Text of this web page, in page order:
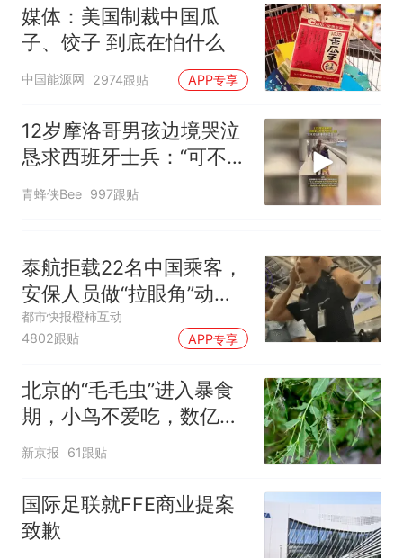
媒体：美国制裁中国瓜
子、饺子 到底在怕什么
中国能源网 2974跟贴 APP专享
12岁摩洛哥男孩边境哭泣
恳求西班牙士兵：“可不可
以不要把我遣返回国”
青蜂侠Bee 997跟贴
泰航拒载22名中国乘客，
安保人员做“拉眼角”动
作，泰国机场最新回应：
拒绝登机决定由航司作
改签但没兑现
都市快报橙柿互动
4802跟贴
APP专享
北京的“毛毛虫”进入暴食
期，小鸟不爱吃，数亿头
小蜂迎战
新京报 61跟贴
国际足联就FFE商业提案
致歉